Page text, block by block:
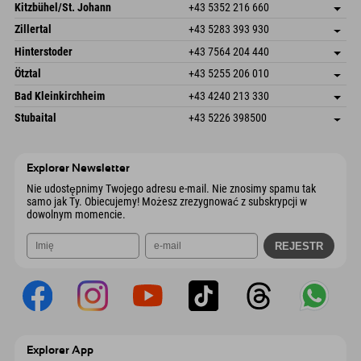
Dorfstr. 127b
6793 Gaschurn/Montafon
Austria
Zapisz adres
Informacje o przyjeździe
Książka
Kitzbühel/St. Johann +43 5352 216 660
Speckbacherstraße 87
Austria
Zapisz adres
Książka
Zillertal +43 5283 393 930
Schmiedau 2
6272 Kaltenbach im Zillertal
Austria
Zapisz adres
Informacje o przyjeździe
Książka
Hinterstoder +43 7564 204 440
Freizeitpark 10
Austria
Zapisz adres
Książka
Ötztal +43 5255 206 010
Gscheat 14
6441 Umhausen
Austria
Zapisz adres
Informacje o przyjeździe
Książka
Bad Kleinkirchheim +43 4240 213 330
Dorfstraße 24
Zapisz adres
Stubaital +43 5226 398500
Explorer Newsletter
Nie udostępnimy Twojego adresu e-mail. Nie znosimy spamu tak
samo jak Ty. Obiecujemy! Możesz zrezygnować z subskrypcji w
dowolnym momencie.
Explorer App